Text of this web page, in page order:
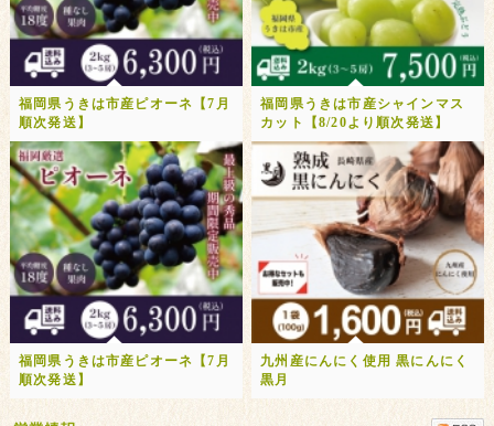
福岡県うきは市産ピオーネ【7月
順次発送】
福岡県うきは市産シャインマス
カット【8/20より順次発送】
福岡県うきは市産ピオーネ【7月
順次発送】
九州産にんにく使用 黒にんにく
黒月